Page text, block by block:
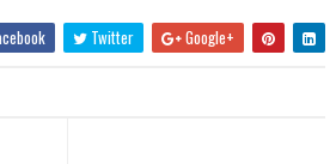
Twitter Google+